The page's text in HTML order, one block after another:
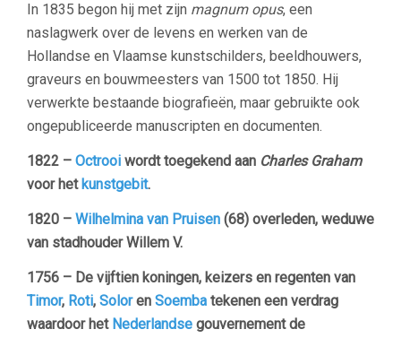
In 1835 begon hij met zijn magnum opus, een
naslagwerk over de levens en werken van de
Hollandse en Vlaamse kunstschilders, beeldhouwers,
graveurs en bouwmeesters van 1500 tot 1850. Hij
verwerkte bestaande biografieën, maar gebruikte ook
ongepubliceerde manuscripten en documenten.
1822 – Octrooi wordt toegekend aan Charles Graham
voor het kunstgebit.
1820 – Wilhelmina van Pruisen (68) overleden, weduwe
van stadhouder Willem V.
1756 – De vijftien koningen, keizers en regenten van
Timor, Roti, Soloren Soemba tekenen een verdrag
waardoor het Nederlandse gouvernement de